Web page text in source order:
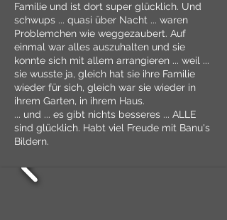
Familie und ist dort super glücklich. Und
schwups ... quasi über Nacht ... waren
Problemchen wie weggezaubert. Auf
einmal war alles auszuhalten und sie
konnte sich mit allem arrangieren ... weil ...
sie wusste ja, gleich hat sie ihre Familie
wieder für sich, gleich war sie wieder in
ihrem Garten, in ihrem Haus.
... und ... es gibt nichts besseres ... ALLE
sind glücklich. Habt viel Freude mit Banu's
Bildern.